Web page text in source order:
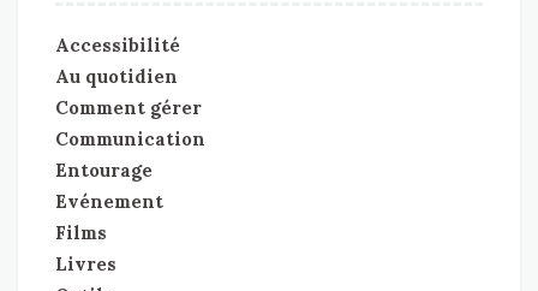
Accessibilité
Au quotidien
Comment gérer
Communication
Entourage
Evénement
Films
Livres